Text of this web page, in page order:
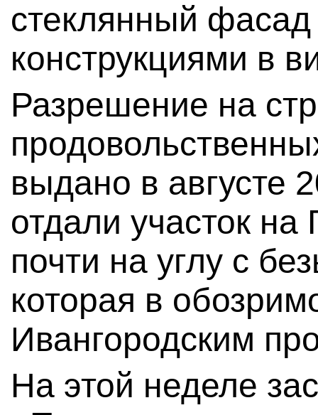
стеклянный
конструкциями в
Разрешение на
выдано в августе
отдали участок на
почти на углу с
которая в
Ивангородским
На этой неделе